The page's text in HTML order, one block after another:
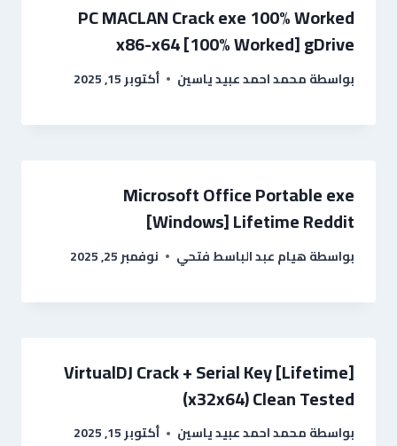
PC MACLAN Crack exe 100% Worked
x86-x64 [100% Worked] gDrive
بواسطةمحمد احمد عبيد ياسين أكتوبر 15, 2025
Microsoft Office Portable exe
[Windows] Lifetime Reddit
بواسطةهيام عبد الباسط فتحي نوفمبر 25, 2025
VirtualDJ Crack + Serial Key [Lifetime]
(x32x64) Clean Tested
بواسطةمحمد احمد عبيد ياسين أكتوبر 15, 2025